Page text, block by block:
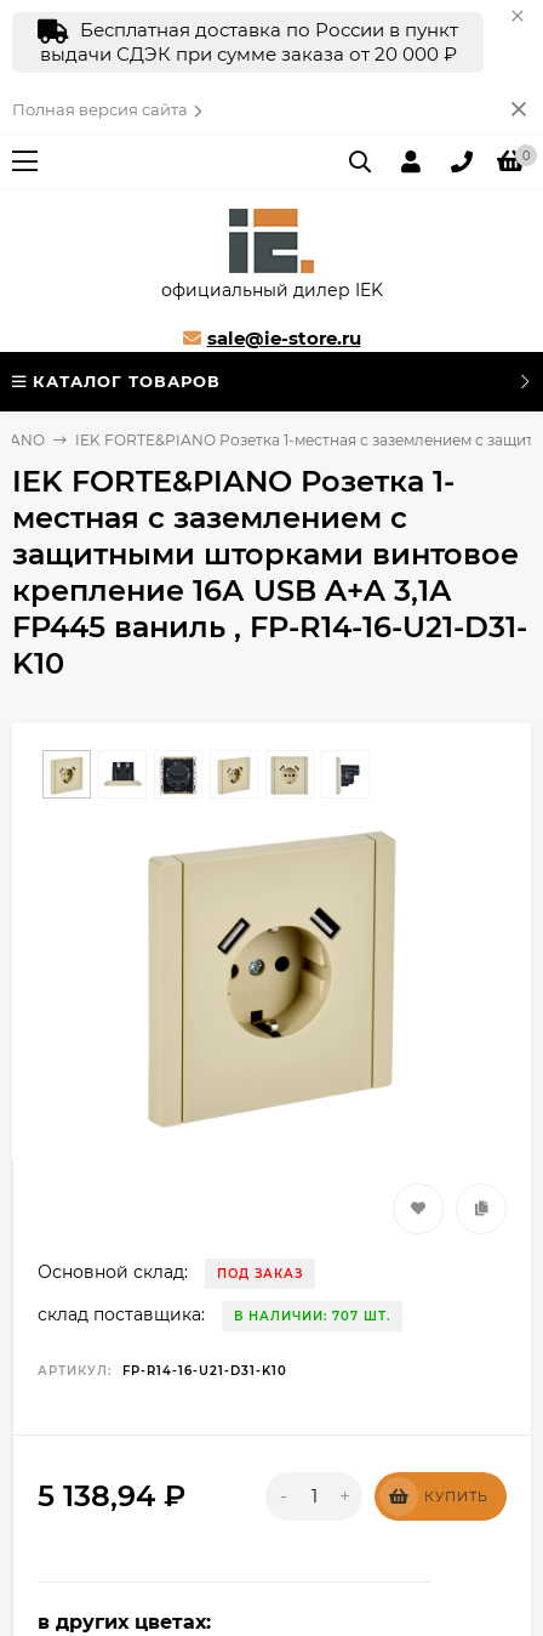
Бесплатная доставка по России в пункт
выдачи СДЭК при сумме заказа от 20 000 ₽
Полная версия сайта
0
официальный дилер IEK
sale@ie-store.ru
КАТАЛОГ ТОВАРОВ
IEK FORTE&PIANO Розетка 1-местная с заземлением с
IEK FORTE&PIANO Розетка 1-
местная с заземлением с
защитными шторками винтовое
крепление 16А USB A+A 3,1А
FP445 ваниль , FP-R14-16-U21-D31-
K10
Основной склад: ПОД ЗАКАЗ
склад поставщика: В НАЛИЧИИ: 707 ШТ.
АРТИКУЛ: FP-R14-16-U21-D31-K10
5 138,94 ₽ - + КУПИТЬ
в других цветах: